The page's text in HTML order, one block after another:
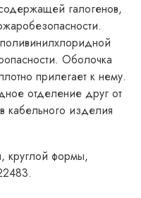
галогенов,
Оболочка
прилегает к нему.
отделение друг от
кабельного изделия
круглой формы,